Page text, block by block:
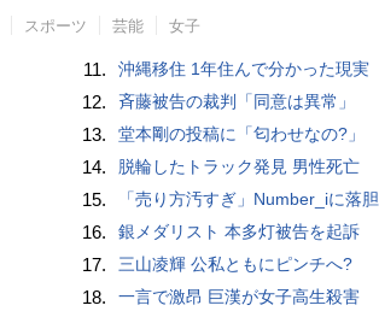
スポーツ 芸能 女子
11. 沖縄移住 1年住んで分かった現実
12. 斉藤被告の裁判「同意は異常」
13. 堂本剛の投稿に「匂わせなの?」
14. 脱輪したトラック発見 男性死亡
15. 「売り方汚すぎ」Number_iに落胆
16. 銀メダリスト 本多灯被告を起訴
17. 三山凌輝 公私ともにピンチへ?
18. 一言で激昂 巨漢が女子高生殺害